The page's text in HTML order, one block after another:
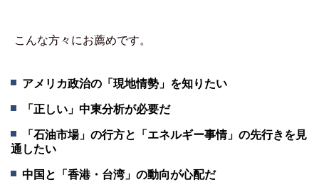
こんな方々にお薦めです。
アメリカ政治の「現地情勢」を知りたい
「正しい」中東分析が必要だ
「石油市場」の行方と「エネルギー事情」の先行きを見
通したい
中国と「香港・台湾」の動向が心配だ